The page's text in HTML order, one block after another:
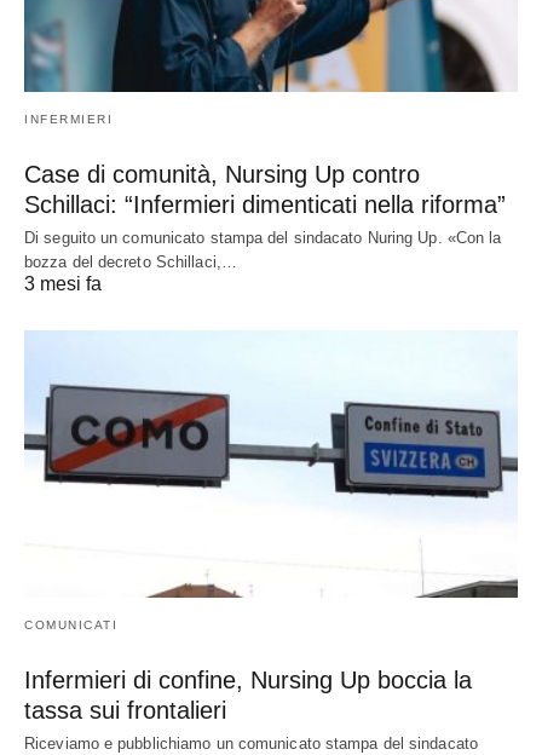
INFERMIERI
Case di comunità, Nursing Up contro
Schillaci: “Infermieri dimenticati nella riforma”
Di seguito un comunicato stampa del sindacato Nuring Up. «Con la
bozza del decreto Schillaci,…
3 mesi fa
COMUNICATI
Infermieri di confine, Nursing Up boccia la
tassa sui frontalieri
Riceviamo e pubblichiamo un comunicato stampa del sindacato